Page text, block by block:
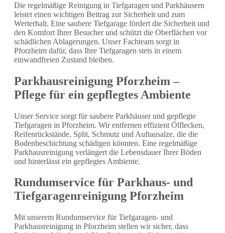
Die regelmäßige Reinigung in Tiefgaragen und Parkhäusern
leistet einen wichtigen Beitrag zur Sicherheit und zum
Werterhalt. Eine saubere Tiefgarage fördert die Sicherheit und
den Komfort Ihrer Besucher und schützt die Oberflächen vor
schädlichen Ablagerungen. Unser Fachteam sorgt in
Pforzheim dafür, dass Ihre Tiefgaragen stets in einem
einwandfreien Zustand bleiben.
Parkhausreinigung Pforzheim –
Pflege für ein gepflegtes Ambiente
Unser Service sorgt für saubere Parkhäuser und gepflegte
Tiefgaragen in Pforzheim. Wir entfernen effizient Ölflecken,
Reifenrückstände, Split, Schmutz und Auftausalze, die die
Bodenbeschichtung schädigen könnten. Eine regelmäßige
Parkhausreinigung verlängert die Lebensdauer Ihrer Böden
und hinterlässt ein gepflegtes Ambiente.
Rundumservice für Parkhaus- und
Tiefgaragenreinigung Pforzheim
Mit unserem Rundumservice für Tiefgaragen- und
Parkhausreinigung in Pforzheim stellen wir sicher, dass